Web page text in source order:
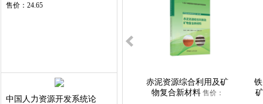
售价：24.65
中国人力资源开发系统论
赤泥资源综合利用及矿
物复合新材料售价：